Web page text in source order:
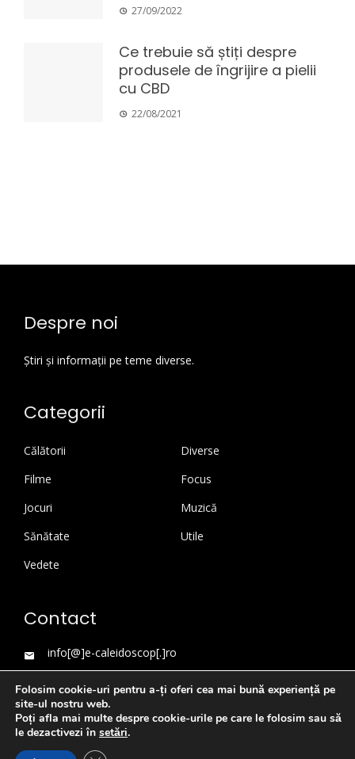
27/09/2022
Ce trebuie să știți despre
produsele de îngrijire a pielii
cu CBD
22/08/2021
Despre noi
Știri și informații pe teme diverse.
Categorii
Călătorii
Diverse
Filme
Focus
Jocuri
Muzică
Sănătate
Utile
Vedete
Contact
info[@]e-caleidoscop[.]ro
Folosim cookie-uri pentru a-ți oferi cea mai bună experiență pe
site-ul nostru web.
Poți afla mai multe despre cookie-urile pe care le folosim sau să
le dezactivezi în setări.